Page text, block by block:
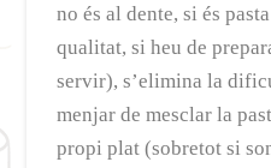
no és al dente, si és
qualitat, si heu de
servir), s’elimina la
menjar de mesclar la
propi plat (sobretot si